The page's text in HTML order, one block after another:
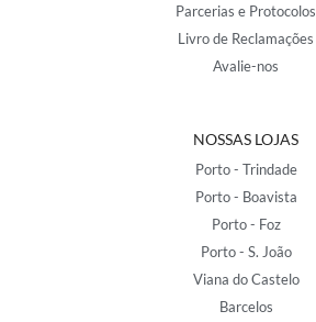
Parcerias e Protocolos
Livro de Reclamações
Avalie-nos
NOSSAS LOJAS
Porto - Trindade
Porto - Boavista
Porto - Foz
Porto - S. João
Viana do Castelo
Barcelos